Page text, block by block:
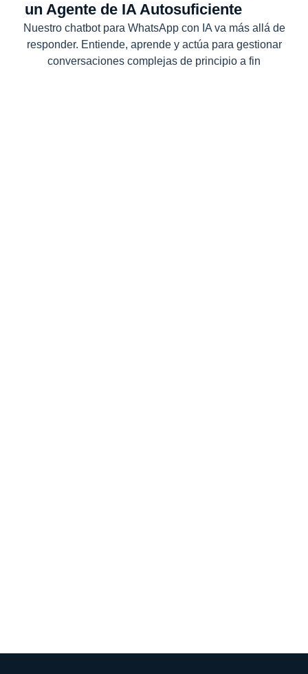
un Agente de IA Autosuficiente
Nuestro chatbot para WhatsApp con IA va más allá de
responder. Entiende, aprende y actúa para gestionar
conversaciones complejas de principio a fin